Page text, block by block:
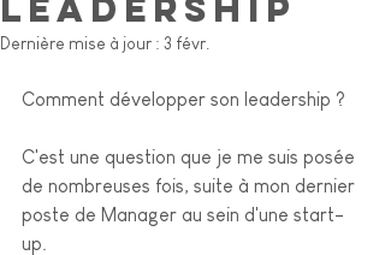
leadership
Dernière mise à jour : 3 févr.
Comment développer son leadership ?
C'est une question que je me suis posée
de nombreuses fois, suite à mon dernier
poste de Manager au sein d'une start-
up.